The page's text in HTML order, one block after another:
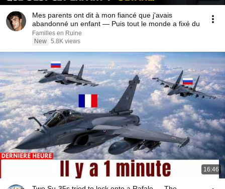
Mes parents ont dit à mon fiancé que j'avais
abandonné un enfant — Puis tout le monde a fixé du
Familles en Ruine
New 5.8K views
16:46